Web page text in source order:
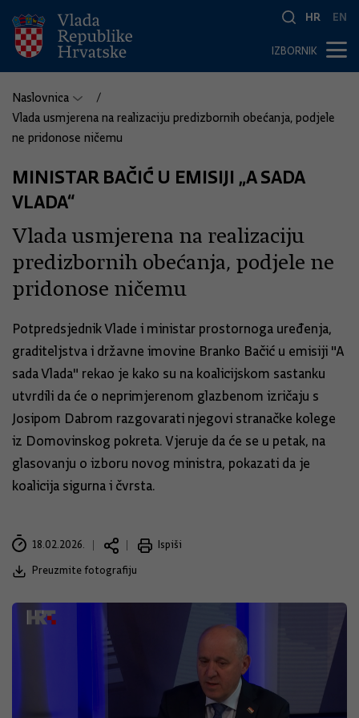
HR EN
IZBORNIK
Naslovnica
Vlada usmjerena na realizaciju predizbornih obećanja, podjele
ne pridonose ničemu
MINISTAR BAČIĆ U EMISIJI „A SADA
VLADA“
Vlada usmjerena na realizaciju
predizbornih obećanja, podjele ne
pridonose ničemu
Potpredsjednik Vlade i ministar prostornoga uređenja,
graditeljstva i državne imovine Branko Bačić u emisiji "A
sada Vlada" rekao je kako su na koalicijskom sastanku
utvrdili da će o neprimjerenom glazbenom izričaju s
Josipom Dabrom razgovarati njegovi stranačke kolege
iz Domovinskog pokreta. Vjeruje da će se u petak, na
glasovanju o izboru novog ministra, pokazati da je
koalicija sigurna i čvrsta.
18.02.2026.
Ispiši
Preuzmite fotografiju